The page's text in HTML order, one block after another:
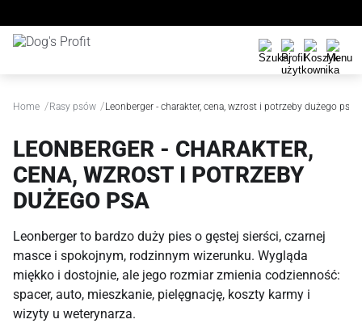
Home /Rasy psów /Leonberger - charakter, cena, wzrost i potrzeby dużego psa
LEONBERGER - CHARAKTER,
CENA, WZROST I POTRZEBY
DUŻEGO PSA
Leonberger to bardzo duży pies o gęstej sierści, czarnej
masce i spokojnym, rodzinnym wizerunku. Wygląda
miękko i dostojnie, ale jego rozmiar zmienia codzienność:
spacer, auto, mieszkanie, pielęgnację, koszty karmy i
wizyty u weterynarza.